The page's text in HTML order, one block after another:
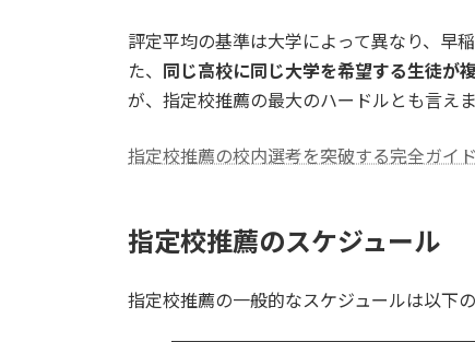
評定平均の基準は大学によって異なり、早
た、 同じ高校に同じ大学を希望する生徒が
が、指定校推薦の最大のハードルとも言えま
指定校推薦の校内選考を突破する完全ガイ
指定校推薦のスケジュール
指定校推薦の一般的なスケジュールは以下の